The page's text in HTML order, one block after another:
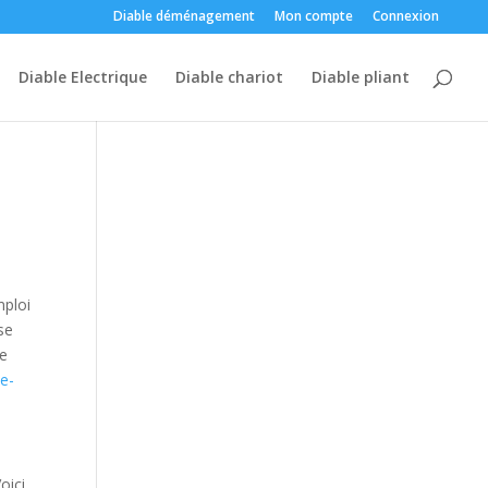
Diable déménagement Mon compte Connexion
Diable Electrique Diable chariot Diable pliant